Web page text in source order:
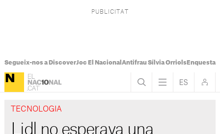
Segueix-nos a DiscoverJoc El Nacional Antifrau Sílvia OrriolsEnquesta
TECNOLOGIA
Lidl no esperava una